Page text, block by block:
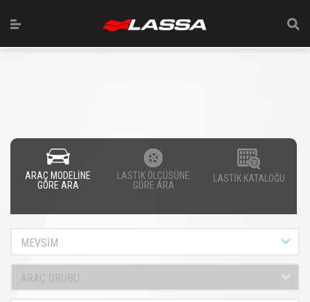
ARAÇ MODELİNE
GÖRE ARA
LASTİK ÖLÇÜSÜNE
GÖRE ARA
LASTİK KATALOĞU
MEVSİM
ARAÇ GRUBU